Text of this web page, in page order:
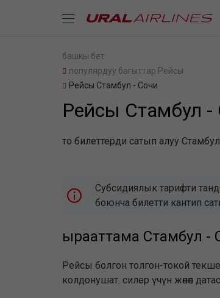
башкы бет
популярдуу багыттар Рейсы
Рейсы Стамбул - Сочи
Рейсы Стамбул -
то билеттерди сатып алуу
Субсидиялык тарифти
боюнча билетти кантип
ырааттама Стамбул -
Рейсы болгон толгон-токой
колдонушат. силер үчүн жөнөп